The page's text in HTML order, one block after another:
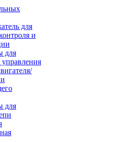
для
и
для
управления
для